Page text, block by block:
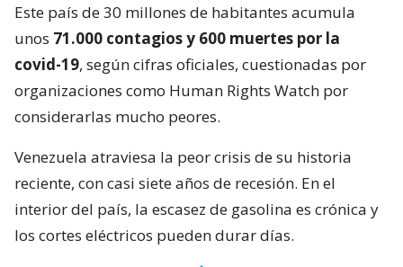
Este país de 30 millones de habitantes acumula
unos 71.000 contagios y 600 muertes por la
covid-19, según cifras oficiales, cuestionadas por
organizaciones como Human Rights Watch por
considerarlas mucho peores.
Venezuela atraviesa la peor crisis de su historia
reciente, con casi siete años de recesión. En el
interior del país, la escasez de gasolina es crónica y
los cortes eléctricos pueden durar días.